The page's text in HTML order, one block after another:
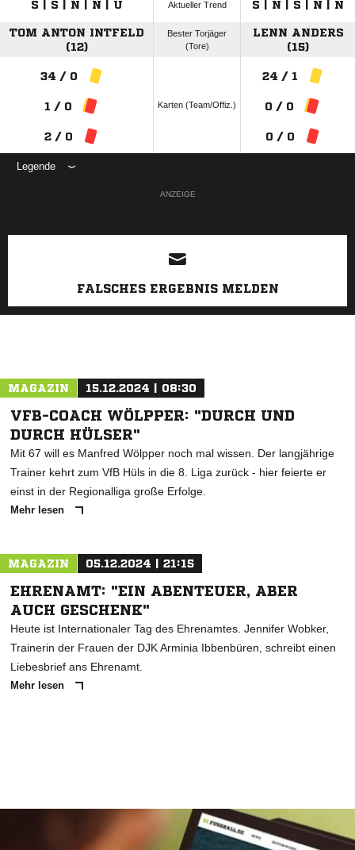
S | S | N | N | U Aktueller Trend S | N | S | N | N
TOM ANTON INTFELD
(12)
Bester Torjäger
(Tore)
LENN ANDERS
(15)
34 / 0
1 / 0
2 / 0
Karten (Team/Offiz.)
24 / 1
0 / 0
0 / 0
Legende
ANZEIGE
FALSCHES ERGEBNIS MELDEN
MAGAZIN 15.12.2024 | 08:30
VFB-COACH WÖLPPER: "DURCH UND
DURCH HÜLSER"
Mit 67 will es Manfred Wölpper noch mal wissen. Der langjährige
Trainer kehrt zum VfB Hüls in die 8. Liga zurück - hier feierte er
einst in der Regionalliga große Erfolge.
Mehr lesen
MAGAZIN 05.12.2024 | 21:15
EHRENAMT: "EIN ABENTEUER, ABER
AUCH GESCHENK"
Heute ist Internationaler Tag des Ehrenamtes. Jennifer Wobker,
Trainerin der Frauen der DJK Arminia Ibbenbüren, schreibt einen
Liebesbrief ans Ehrenamt.
Mehr lesen